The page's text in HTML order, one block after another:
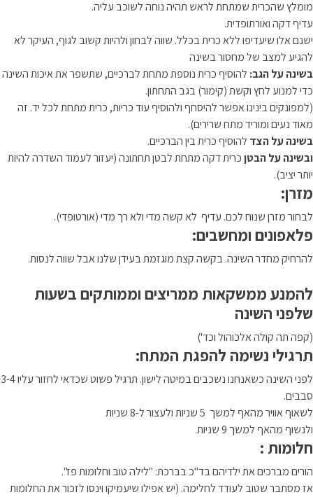
מומלץ שהכרית שמתחת לראש תהיה נוחה לשוכב עליה.
עדיף דקה ואורתופדית.
ישנם אלו שיעדיפו ללא כרית בכלל. שווה לבחון ולהיות קשוב לגוף, העיקר לא
להגיע למצב של מחסור בשינה
בשינה על הגב: להוסיף כרית נוספת מתחת לברכיים, שתשפר את איכות השינה
כדי למנוע לחץ וקשת (קימור) בגב התחתון.
(למפונקים בינינו אפשר להיסחף ולהוסיף עוד כריות, כרית מתחת לכל יד. זה
מאוד נעים ומוריד מתח שרירים).
בשינה על הצד להוסיף כרית בין הברכיים.
ובשינה על הבטןכרית דקה מתחת לבטן תחתונה (יעזור לעמוד השדרה להיות
יותר יציב).
מזרן:
לבחור מזרן שנוח לכם. עדיף לא קשה מדי ולא רך מדי (אורטופדי).
פלאפונים ומחשבים:
להרחיק מחדר השינה. בקשה קצת מוגזמת בעידן שלנו אבל שווה לנסות.
להמנע ממשקאות ממריצים וממותקים בשעות
שלפני השינה
(קפה תה קולה אלכוהול וכד')
תרגילי נשימה להפגת המתח:
לפני השינה כשאנחנו נשכבים במיטה לישון. תרגיל פשוט שכדאי לחזור עליו 3-4
סבבים.
לשאוף אוויר מהאף למשך 5 שניות ולעצור ל-8 שניות
ולנשוף מהאף למשך 9 שניות.
חלומות :
הורים מברכים את ילדיהם בד"כ בברכת: "לילה טוב וחלומות פז".
אז מסתבר שטוב לעודד לחלימה. (יש אפילו שיעמיקו וינסו לזכור את החלומות